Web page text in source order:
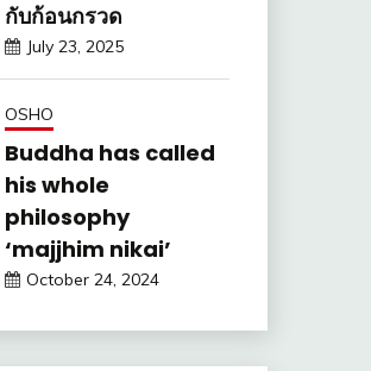
กับก้อนกรวด
July 23, 2025
OSHO
Buddha has called
his whole
philosophy
‘majjhim nikai’
October 24, 2024